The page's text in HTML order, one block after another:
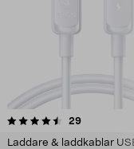
29recensioner
Laddare & laddkablar
4.5 av 5 stjärnor